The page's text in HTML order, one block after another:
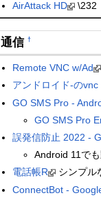
AirAttack HD
\232
通信 †
Remote VNC w/Ad
アンドロイド-の
GO SMS Pro -
GO SMS Pro
誤発信防止 2022 -
Android 11で
電話帳R
シンプル
ConnectBot -